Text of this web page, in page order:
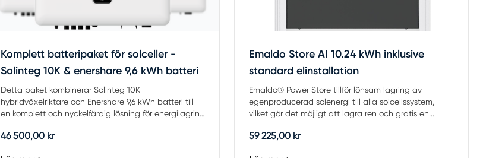
Komplett batteripaket för solceller -
Solinteg 10K & enershare 9,6 kWh batteri
Detta paket kombinerar Solinteg 10K
hybridväxelriktare och Enershare 9,6 kWh batteri till
en komplett och nyckelfärdig lösning för energilagring
46 500,00 kr
Emaldo Store AI 10.24 kWh inklusive
standard elinstallation
Emaldo® Power Store tillför lönsam lagring av
egenproducerad solenergi till alla solcellssystem,
vilket gör det möjligt att lagra ren och gratis en...
59 225,00 kr